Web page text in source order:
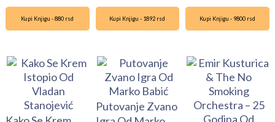
Kupi Knjigu - 880 rsd Kupi Knjigu - 1892 rsd
Putovanje Zvano
Kupi Knjigu - 9800 rsd